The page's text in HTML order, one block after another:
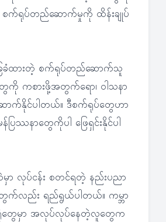
စက်ရုပ်တည်ဆောက်မှုကို ထိန်းချုပ်
ခံထားတဲ့ စက်ရုပ်တည်ဆောက်သူ
ကစားဖို့အတွက်ရော၊ ဝါသနာ
က်နိုင်ပါတယ်။ ဒီစက်ရုပ်တွေဟာ
ြဿနာတွေကိုပါ ဖြေရှင်းနိုင်ပါ
ာ လုပ်ငန်း စတင်ရတဲ့ နည်းပညာ
က်လည်း ရည်ရွယ်ပါတယ်။ ကမ္ဘာ
ေမှာ အလုပ်လုပ်နေတဲ့လူတွေက